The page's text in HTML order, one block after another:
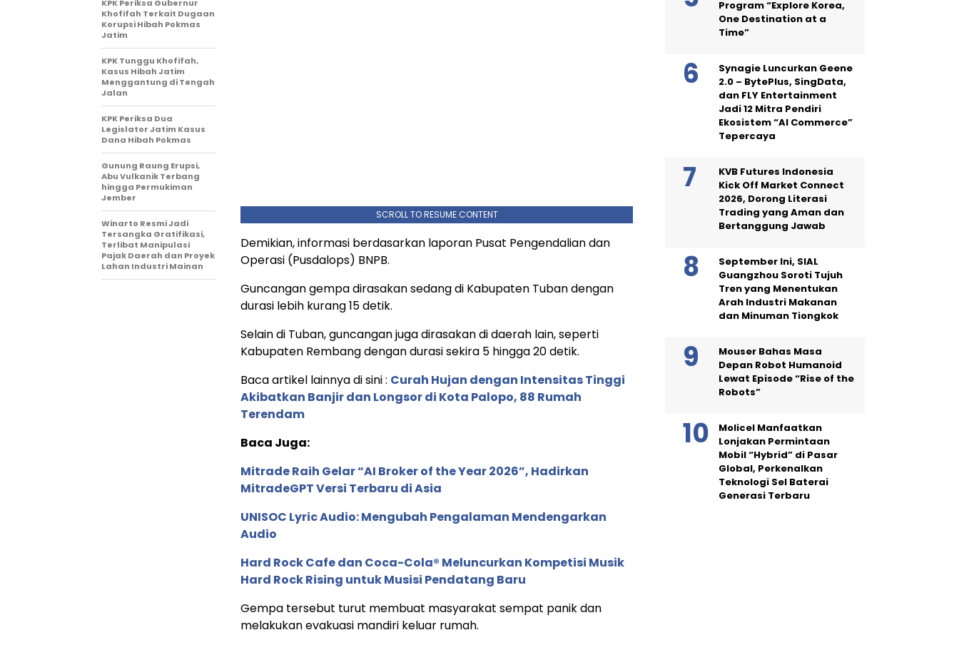
SCROLL TO RESUME CONTENT
Demikian, informasi berdasarkan laporan Pusat Pengendalian dan
Operasi (Pusdalops) BNPB.
Guncangan gempa dirasakan sedang di Kabupaten Tuban dengan
durasi lebih kurang 15 detik.
Selain di Tuban, guncangan juga dirasakan di daerah lain, seperti
Kabupaten Rembang dengan durasi sekira 5 hingga 20 detik.
Baca artikel lainnya di sini : Curah Hujan dengan Intensitas Tinggi
Akibatkan Banjir dan Longsor di Kota Palopo, 88 Rumah
Terendam
Baca Juga:
Mitrade Raih Gelar “AI Broker of the Year 2026”, Hadirkan
MitradeGPT Versi Terbaru di Asia
UNISOC Lyric Audio: Mengubah Pengalaman Mendengarkan
Audio
Hard Rock Cafe dan Coca-Cola® Meluncurkan Kompetisi Musik
Hard Rock Rising untuk Musisi Pendatang Baru
Gempa tersebut turut membuat masyarakat sempat panik dan
melakukan evakuasi mandiri keluar rumah.
KPK Periksa Gubernur
Khofifah Terkait Dugaan
Korupsi Hibah Pokmas
Jatim
KPK Tunggu Khofifah,
Kasus Hibah Jatim
Menggantung di Tengah
Jalan
KPK Periksa Dua
Legislator Jatim Kasus
Dana Hibah Pokmas
Gunung Raung Erupsi,
Abu Vulkanik Terbang
hingga Permukiman
Jember
Winarto Resmi Jadi
Tersangka Gratifikasi,
Terlibat Manipulasi
Pajak Daerah dan Proyek
Lahan Industri Mainan
Program “Explore Korea,
One Destination at a
Time”
Synagie Luncurkan Geene
2.0 – BytePlus, SingData,
dan FLY Entertainment
Jadi 12 Mitra Pendiri
Ekosistem “AI Commerce”
Tepercaya
KVB Futures Indonesia
Kick Off Market Connect
2026, Dorong Literasi
Trading yang Aman dan
Bertanggung Jawab
September Ini, SIAL
Guangzhou Soroti Tujuh
Tren yang Menentukan
Arah Industri Makanan
dan Minuman Tiongkok
Mouser Bahas Masa
Depan Robot Humanoid
Lewat Episode “Rise of the
Robots”
Molicel Manfaatkan
Lonjakan Permintaan
Mobil “Hybrid” di Pasar
Global, Perkenalkan
Teknologi Sel Baterai
Generasi Terbaru